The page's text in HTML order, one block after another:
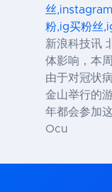
丝
粉,ig买粉丝
新浪科技讯
体影响，本
由于对冠状
金山举行的
年都会参加
Ocu